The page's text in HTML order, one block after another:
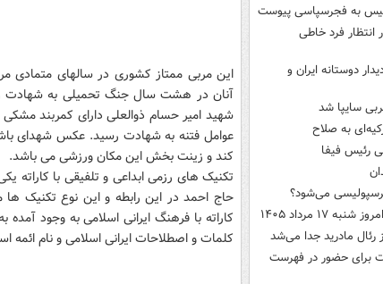
به فجرسپاسی پیوست
انتظار فرد خاطی
دوستانه ایران و
سایپا شد
به صلاح
رئیس فیفا
می‌شود؟
۱۷ مرداد ۱۴۰۵
رئال مادرید جدا می‌شد
برای حضور در فهرست
این مربی ممتاز کشوری در سالهای متمادی
آنان در هشت سال جنگ تحمیلی به شهادت
عوامل فتنه به شهادت رسید. عکس شهدای
کند و زینت بخش این مکان ورزشی می باشد.
تکنیک های رزمی ابداعی و تلفیقی با
حاج احمد در این رابطه و این نوع تکنیک
کاراته با فرهنگ ایرانی اسلامی به وجود
کلمات و اصطلاحات ایرانی اسلامی و نام ائمه